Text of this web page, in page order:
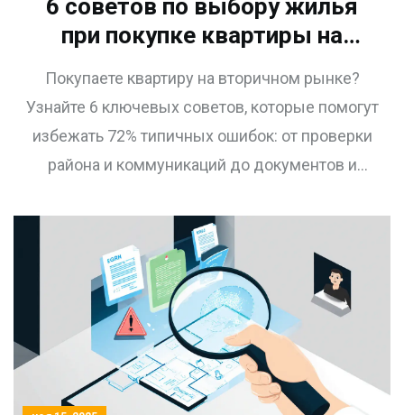
6 советов по выбору жилья
при покупке квартиры на
Покупаете квартиру на вторичном рынке?
Узнайте 6 ключевых советов, которые помогут
избежать 72% типичных ошибок: от проверки
района и коммуникаций до документов и
что реально спасет ваши деньги.